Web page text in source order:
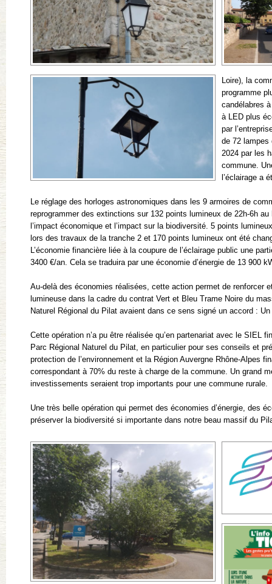
Loire), la
programme
candélabres
à LED plus
par
de 72 lampes
2024 par les
commune.
l’éclairage a
Le réglage des horloges astronomiques dans les 9 armoires de
reprogrammer des extinctions sur 132 points lumineux de 22h-6h
l’impact économique et l’impact sur la biodiversité. 5 points
lors des travaux de la tranche 2 et 170 points lumineux ont été
L’économie financière liée à la coupure de l’éclairage public une
3400 €/an. Cela se traduira par une économie d’énergie de 13 900
Au-delà des économies réalisées, cette action permet de renforcer
lumineuse dans la cadre du contrat Vert et Bleu Trame Noire du
Naturel Régional du Pilat avaient dans ce sens signé un accord :
Cette opération n’a pu être réalisée qu’en partenariat avec le SIEL
Parc Régional Naturel du Pilat, en particulier pour ses conseils et
protection de l’environnement et la Région Auvergne Rhône-Alpes
correspondant à 70% du reste à charge de la commune. Un grand
investissements seraient trop importants pour une commune rurale.
Une très belle opération qui permet des économies d’énergie, des
préserver la biodiversité si importante dans notre beau massif du